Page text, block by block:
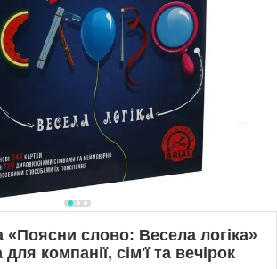
«Поясни слово: Весела логіка»
компанії, сім'ї та вечірок